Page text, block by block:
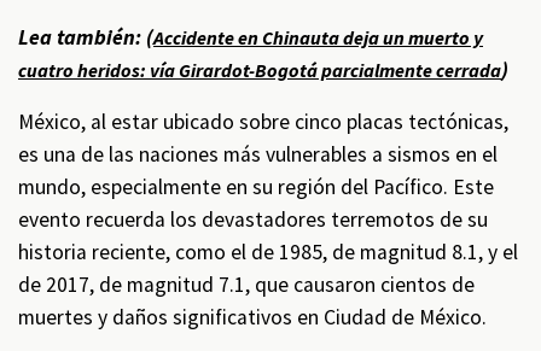
Lea también: (Accidente en Chinauta deja un muerto y
cuatro heridos: vía Girardot-Bogotá parcialmente cerrada)
México, al estar ubicado sobre cinco placas tectónicas,
es una de las naciones más vulnerables a sismos en el
mundo, especialmente en su región del Pacífico. Este
evento recuerda los devastadores terremotos de su
historia reciente, como el de 1985, de magnitud 8.1, y el
de 2017, de magnitud 7.1, que causaron cientos de
muertes y daños significativos en Ciudad de México.